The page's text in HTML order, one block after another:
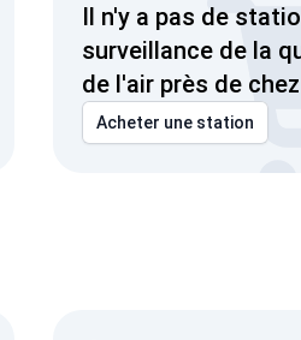
Il n'y a pas de
surveillance de la
de l'air près de
Acheter une station